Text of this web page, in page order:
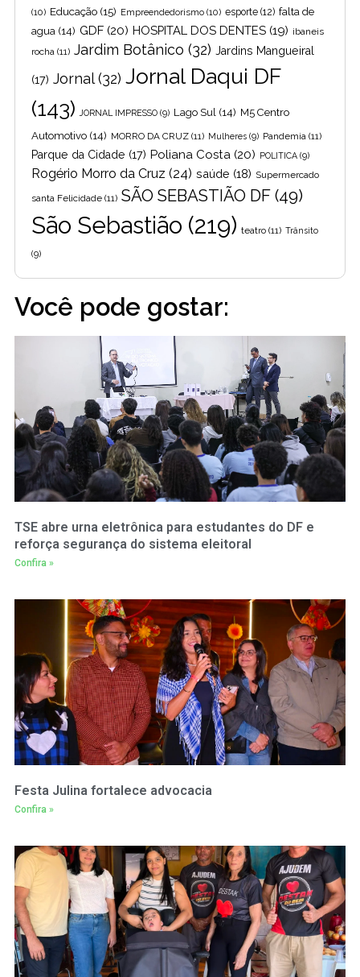
(10) Educação (15) Empreendedorismo (10) esporte (12) falta de
agua (14) GDF (20) HOSPITAL DOS DENTES (19) ibaneis
rocha (11) Jardim Botânico (32) Jardins Mangueiral
(17) Jornal(32) Jornal Daqui DF
(143)
JORNAL IMPRESSO (9) Lago Sul (14) M5 Centro
Automotivo (14) MORRO DA CRUZ (11) Mulheres (9) Pandemia (11)
Parque da Cidade (17) Poliana Costa (20) POLITICA (9)
Rogério Morro da Cruz (24) saúde (18) Supermercado
santa Felicidade (11) SÃO SEBASTIÃO DF (49)
São Sebastião (219) teatro (11) Trânsito
(9)
Você pode gostar:
TSE abre urna eletrônica para estudantes do DF e
reforça segurança do sistema eleitoral
Confira »
Festa Julina fortalece advocacia
Confira »